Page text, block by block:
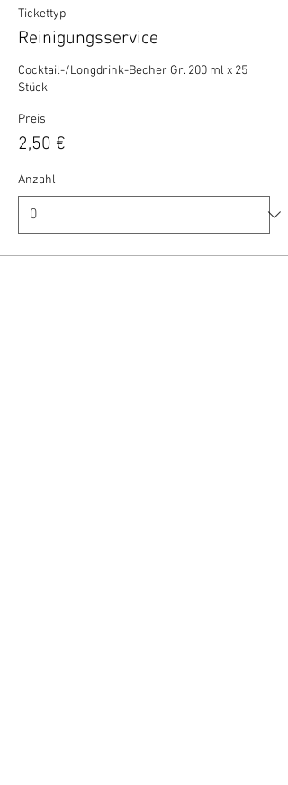
Tickettyp
Reinigungsservice
Cocktail-/Longdrink-Becher Gr. 200 ml x 25
Stück
Preis
2,50 €
Anzahl